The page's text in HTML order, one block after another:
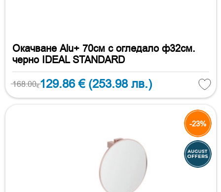
Окачване Alu+ 70см с огледало ф32см.
черно IDEAL STANDARD
168.00€129.86 € (253.98 лв.)
-23%